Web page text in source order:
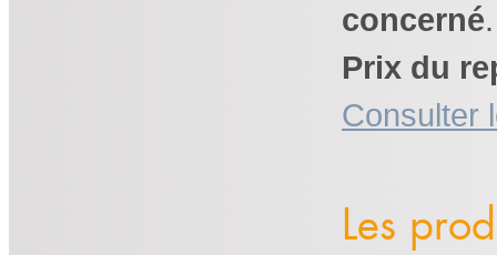
concerné.
Prix du
Consulter
Les